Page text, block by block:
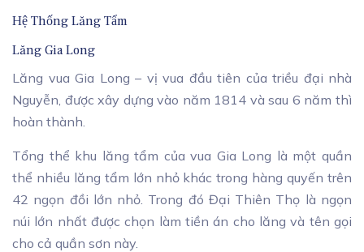
Hệ Thống Lăng Tẩm
Lăng Gia Long
Lăng vua Gia Long – vị vua đầu tiên của triều đại nhà
Nguyễn, được xây dựng vào năm 1814 và sau 6 năm thì
hoàn thành.
Tổng thể khu lăng tẩm của vua Gia Long là một quần
thể nhiều lăng tẩm lớn nhỏ khác trong hàng quyến trên
42 ngọn đồi lớn nhỏ. Trong đó Đại Thiên Thọ là ngọn
núi lớn nhất được chọn làm tiền án cho lăng và tên gọi
cho cả quần sơn này.